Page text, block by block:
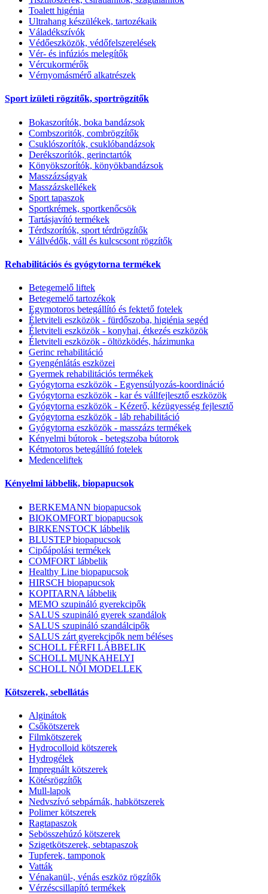
Toalett higénia
Ultrahang készülékek, tartozékaik
Váladékszívók
Védőeszközök, védőfelszerelések
Vér- és infúziós melegítők
Vércukormérők
Vérnyomásmérő alkatrészek
Sport izületi rögzítők, sportrögzítők
Bokaszorítók, boka bandázsok
Combszoritók, combrögzítők
Csuklószorítók, csuklóbandázsok
Derékszorítók, gerinctartók
Könyökszorítók, könyökbandázsok
Masszázságyak
Masszázskellékek
Sport tapaszok
Sportkrémek, sportkenőcsök
Tartásjavító termékek
Térdszorítók, sport térdrögzítők
Vállvédők, váll és kulcscsont rögzítők
Rehabilitációs és gyógytorna termékek
Betegemelő liftek
Betegemelő tartozékok
Egymotoros betegállító és fektető fotelek
Életviteli eszközök - fürdőszoba, higiénia segéd
Életviteli eszközök - konyhai, étkezés eszközök
Életviteli eszközök - öltözködés, házimunka
Gerinc rehabilitáció
Gyengénlátás eszközei
Gyermek rehabilitációs termékek
Gyógytorna eszközök - Egyensúlyozás-koordináció
Gyógytorna eszközök - kar és vállfejlesztő eszközök
Gyógytorna eszközök - Kézerő, kézügyesség fejlesztő
Gyógytorna eszközök - láb rehabilitáció
Gyógytorna eszközök - masszázs termékek
Kényelmi bútorok - betegszoba bútorok
Kétmotoros betegállító fotelek
Medenceliftek
Kényelmi lábbelik, biopapucsok
BERKEMANN biopapucsok
BIOKOMFORT biopapucsok
BIRKENSTOCK lábbelik
BLUSTEP biopapucsok
Cipőápolási termékek
COMFORT lábbelik
Healthy Line biopapucsok
HIRSCH biopapucsok
KOPITARNA lábbelik
MEMO szupináló gyerekcipők
SALUS szupináló gyerek szandálok
SALUS szupináló szandálcipők
SALUS zárt gyerekcipők nem béléses
SCHOLL FÉRFI LÁBBELIK
SCHOLL MUNKAHELYI
SCHOLL NŐI MODELLEK
Kötszerek, sebellátás
Alginátok
Csőkötszerek
Filmkötszerek
Hydrocolloid kötszerek
Hydrogélek
Impregnált kötszerek
Kötésrögzítők
Mull-lapok
Nedvszívó sebpárnák, habkötszerek
Polimer kötszerek
Ragtapaszok
Sebösszehúzó kötszerek
Szigetkötszerek, sebtapaszok
Tupferek, tamponok
Vatták
Vénakanül-, vénás eszköz rögzítők
Vérzéscsillapító termékek